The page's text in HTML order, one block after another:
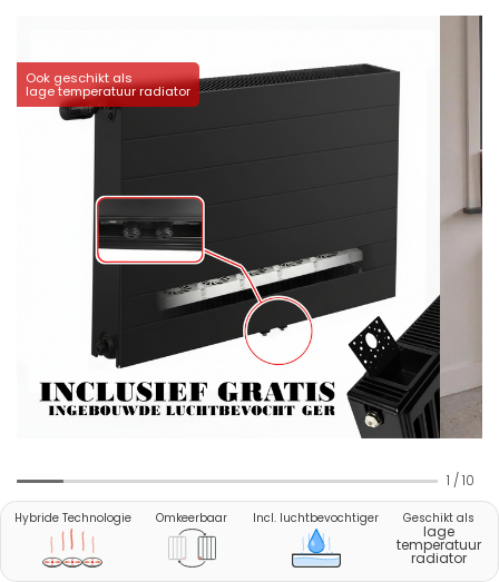
Ook geschikt als
lage temperatuur radiator
1 / 10
Hybride Technologie Omkeerbaar Incl. luchtbevochtiger Geschikt als
lage
temperatuur
radiator